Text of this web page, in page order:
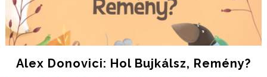
Alex Donovici: Hol Bujkálsz, Remény?